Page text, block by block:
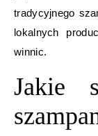
tradycyjnego
lokalnych
winnic.
Jakie